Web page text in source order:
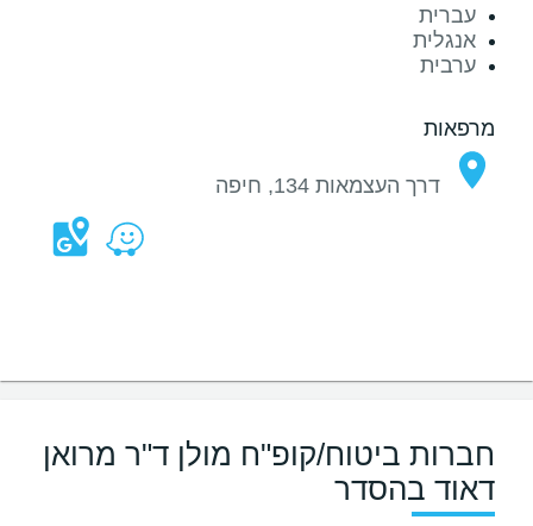
עברית
אנגלית
ערבית
מרפאות
דרך העצמאות 134, חיפה
חברות ביטוח/קופ"ח מולן ד"ר מרואן
דאוד בהסדר